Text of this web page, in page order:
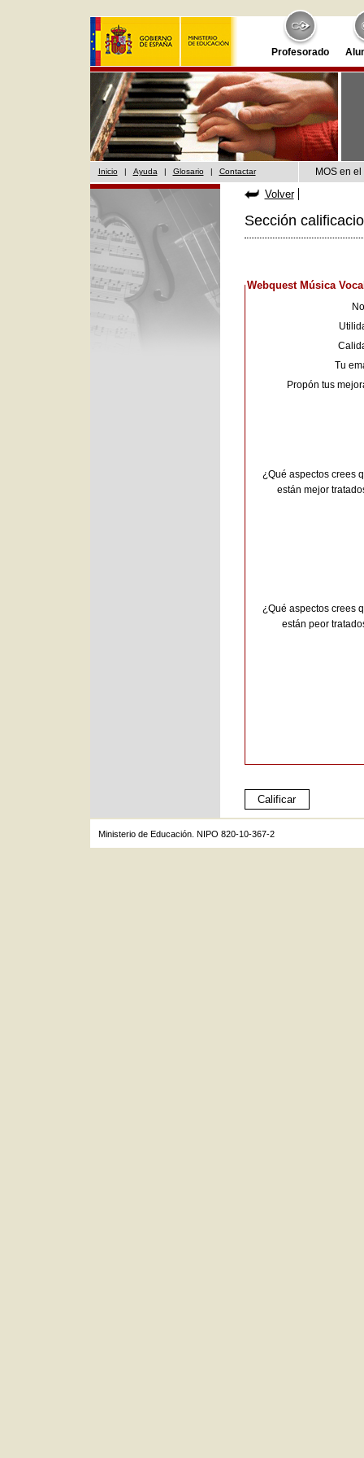
Profesorado
Inicio | Ayuda | Glosario | Contactar MOS en
Volver
Sección
Webquest Música
Tu
Propón tus
¿Qué aspectos crees
están mejor
¿Qué aspectos crees
están peor
Ministerio de Educación. NIPO 820-10-367-2